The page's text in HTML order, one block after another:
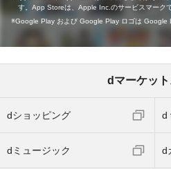
す。App Storeは、Apple Inc.のサービスマークで
Google Play および Google Play ロゴは Google
dマーケッ
dショッピング d
dミュージック d